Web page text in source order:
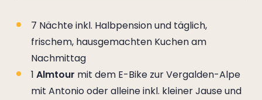
7 Nächte inkl. Halbpension und täglich,
frischem, hausgemachten Kuchen am
Nachmittag
1 Almtour mit dem E-Bike zur Vergalden-Alpe
mit Antonio oder alleine inkl. kleiner Jause und